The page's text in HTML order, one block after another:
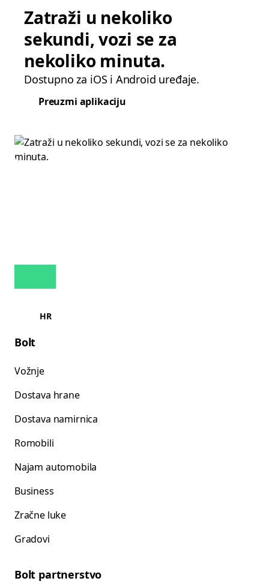
Zatraži u nekoliko
sekundi, vozi se za
nekoliko minuta.
Dostupno za iOS i Android uređaje.
Preuzmi aplikaciju
HR
Bolt
Vožnje
Dostava hrane
Dostava namirnica
Romobili
Najam automobila
Business
Zračne luke
Gradovi
Bolt partnerstvo